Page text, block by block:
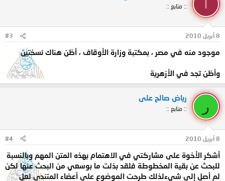
:: متابع ::
8 أبريل 2010 #3
موجود منه في مصر ، بمكتبة وزارة الأوقاف ، أظن هناك نسختين
وأظن تجد في الأزهرية
ر
رياض صالح على
:: متابع ::
8 أبريل 2010 #4
أشكر الأخوة على مشاركتي في الاهتمام بهذه المتن المهم وبالنسبة
للبحث عن بقية المخطوطة فلقد بذلت ما بوسعي من البحث عنها لكن
لم أصل إلى شيءلذلك طرحت الموضوع على أعضاء المتندى لعل